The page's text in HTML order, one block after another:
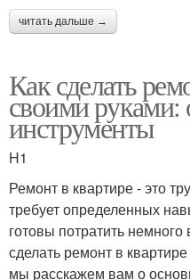
читать дальше →
Как сделать
своими
инструменты
H1
Ремонт в квартире - это
требует определенных
готовы потратить
сделать ремонт в
мы расскажем вам о